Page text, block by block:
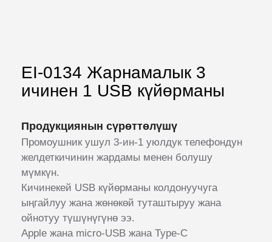
EI-0134 Жарнамалык 3
ичинен 1 USB күйөрманы
Продукциянын сүрөттөлүшү
Промоушник ушул 3-ин-1 уюлдук телефондун
желдеткичинин жардамы менен болушу
мүмкүн.
Кичинекей USB күйөрманы колдонуучуга
ыңгайлуу жана жөнөкөй туташтыруу жана
ойнотуу түшүнүгүнө ээ.
Apple жана micro-USB жана Type-C